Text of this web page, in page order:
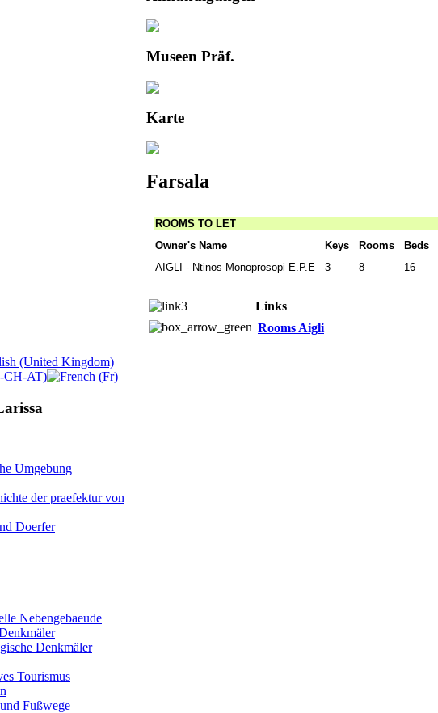
Museen Präf.
Karte
Farsala
ROOMS TO LET
Owner's Name
Keys Rooms Beds
AIGLI - Ntinos Monoprosopi E.P.E
3 8 16
Links
Rooms Aigli
Umgebung
der praefektur von
Doerfer
Nebengebaeude
Denkmäler
Tourismus
Fußwege